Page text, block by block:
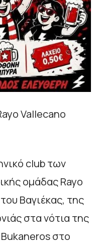
Vallecano
club των
ομάδας Rayo
Βαγιέκας, της
στα νότια της
στο